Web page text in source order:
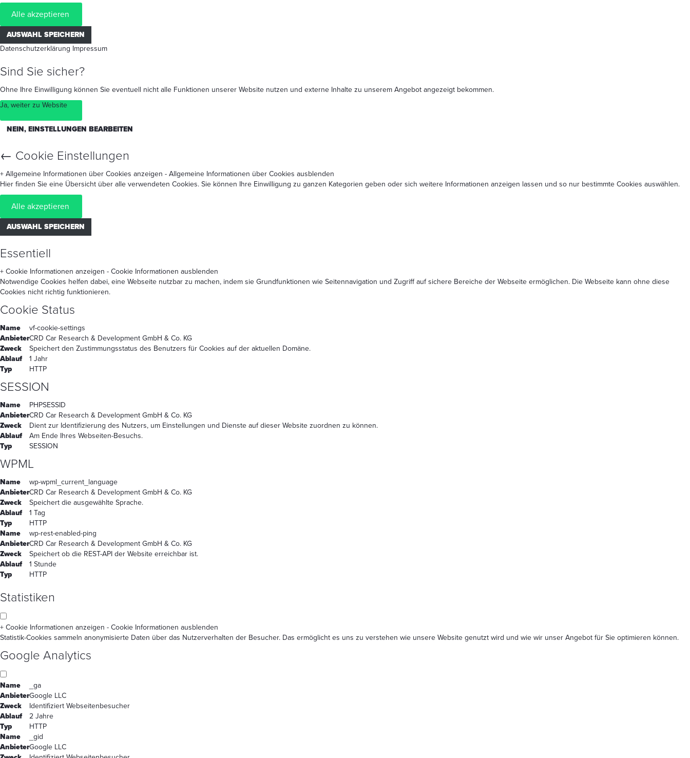
Alle akzeptieren
AUSWAHL SPEICHERN
Datenschutzerklärung Impressum
Sind Sie sicher?
Ohne Ihre Einwilligung können Sie eventuell nicht alle Funktionen unserer Website nutzen und externe Inhalte zu unserem Angebot angezeigt bekommen.
Ja, weiter zu Website
NEIN, EINSTELLUNGEN BEARBEITEN
← Cookie Einstellungen
+ Allgemeine Informationen über Cookies anzeigen - Allgemeine Informationen über Cookies ausblenden
Hier finden Sie eine Übersicht über alle verwendeten Cookies. Sie können Ihre Einwilligung zu ganzen Kategorien geben oder sich weitere Informationen anzeigen lassen und so nur bestimmte Cookies auswählen.
Alle akzeptieren
AUSWAHL SPEICHERN
Essentiell
+ Cookie Informationen anzeigen - Cookie Informationen ausblenden
Notwendige Cookies helfen dabei, eine Webseite nutzbar zu machen, indem sie Grundfunktionen wie Seitennavigation und Zugriff auf sichere Bereiche der Webseite ermöglichen. Die Webseite kann ohne diese
Cookies nicht richtig funktionieren.
Cookie Status
Name
vf-cookie-settings
AnbieterCRD Car Research & Development GmbH & Co. KG
Zweck
Speichert den Zustimmungsstatus des Benutzers für Cookies auf der aktuellen Domäne.
Ablauf
1 Jahr
Typ
HTTP
SESSION
Name
PHPSESSID
AnbieterCRD Car Research & Development GmbH & Co. KG
Zweck
Dient zur Identifizierung des Nutzers, um Einstellungen und Dienste auf dieser Website zuordnen zu können.
Ablauf
Am Ende Ihres Webseiten-Besuchs.
Typ
SESSION
WPML
Name
wp-wpml_current_language
AnbieterCRD Car Research & Development GmbH & Co. KG
Zweck
Speichert die ausgewählte Sprache.
Ablauf
1 Tag
Typ
HTTP
Name
wp-rest-enabled-ping
AnbieterCRD Car Research & Development GmbH & Co. KG
Zweck
Speichert ob die REST-API der Website erreichbar ist.
Ablauf
1 Stunde
Typ
HTTP
Statistiken
+ Cookie Informationen anzeigen - Cookie Informationen ausblenden
Statistik-Cookies sammeln anonymisierte Daten über das Nutzerverhalten der Besucher. Das ermöglicht es uns zu verstehen wie unsere Website genutzt wird und wie wir unser Angebot für Sie optimieren können.
Google Analytics
Name
_ga
AnbieterGoogle LLC
Zweck
Identifiziert Webseitenbesucher
Ablauf
2 Jahre
Typ
HTTP
Name
_gid
AnbieterGoogle LLC